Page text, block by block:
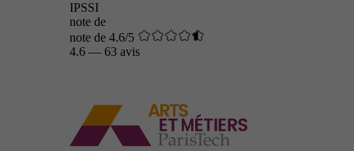
IPSSI
note de
note de 4.6/5
4.6 — 63 avis